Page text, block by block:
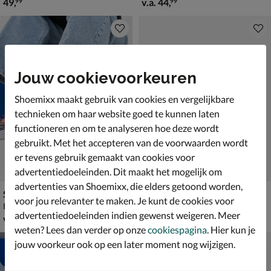
Skechers S Lighs Flex-Glow Ultra
Klittenbandschoenen - blauw
vanaf € 44,99
v.a.44,99
Vans Old Skool
Klittenbandschoenen - roze
vanaf € 49,99
v.a.49,99
Jouw cookievoorkeuren
Shoemixx maakt gebruik van cookies en vergelijkbare
technieken om haar website goed te kunnen laten
functioneren en om te analyseren hoe deze wordt
gebruikt. Met het accepteren van de voorwaarden wordt
er tevens gebruik gemaakt van cookies voor
advertentiedoeleinden. Dit maakt het mogelijk om
advertenties van Shoemixx, die elders getoond worden,
voor jou relevanter te maken. Je kunt de cookies voor
advertentiedoeleinden indien gewenst weigeren. Meer
weten? Lees dan verder op onzecookiespagina. Hier kun je
jouw voorkeur ook op een later moment nog wijzigen.